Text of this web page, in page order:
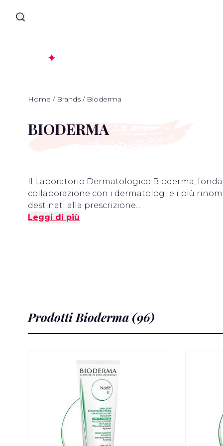
Home / Brands / Bioderma
BIODERMA
Il Laboratorio Dermatologico Bioderma,
collaborazione con i dermatologi e i più
destinati alla prescrizione...
Leggi di più
Prodotti Bioderma (96)